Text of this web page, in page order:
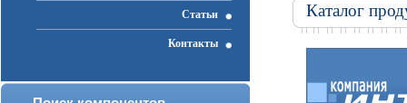
Статьи
Контакты
Каталог